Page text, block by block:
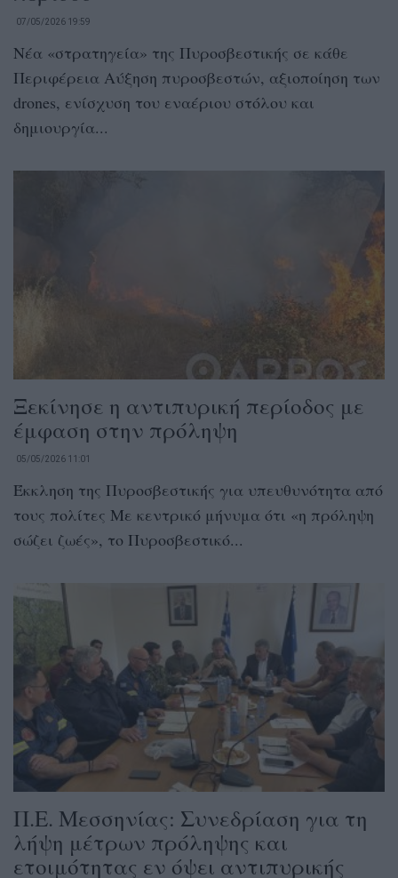
07/05/2026 19:59
Νέα «στρατηγεία» της Πυροσβεστικής σε κάθε
Περιφέρεια Αύξηση πυροσβεστών, αξιοποίηση των
drones, ενίσχυση του εναέριου στόλου και
δημιουργία...
Ξεκίνησε η αντιπυρική περίοδος με
έμφαση στην πρόληψη
05/05/2026 11:01
Έκκληση της Πυροσβεστικής για υπευθυνότητα από
τους πολίτες Με κεντρικό μήνυμα ότι «η πρόληψη
σώζει ζωές», το Πυροσβεστικό...
Π.Ε. Μεσσηνίας: Συνεδρίαση για τη
λήψη μέτρων πρόληψης και
ετοιμότητας εν όψει αντιπυρικής